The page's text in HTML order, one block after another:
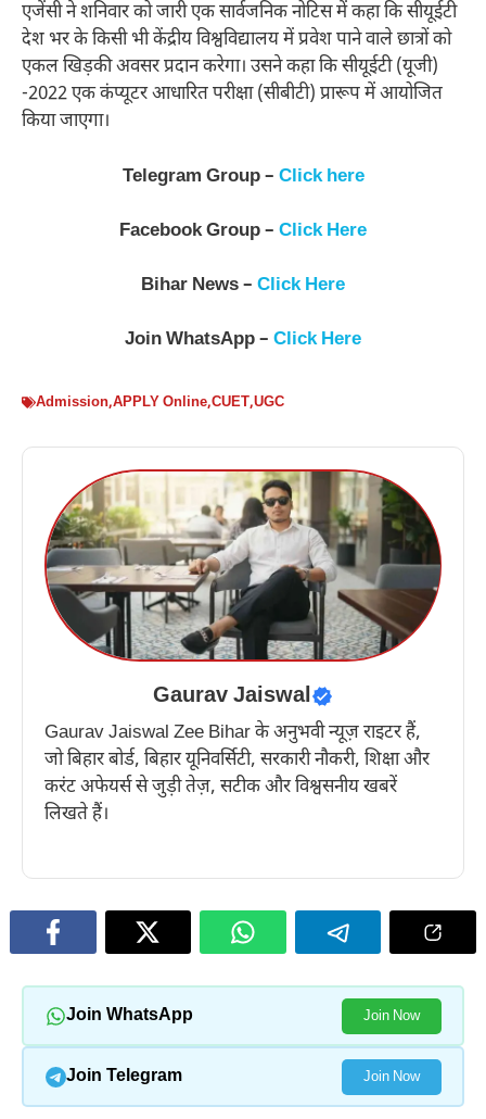
एजेंसी ने शनिवार को जारी एक सार्वजनिक नोटिस में कहा कि सीयूईटी
देश भर के किसी भी केंद्रीय विश्वविद्यालय में प्रवेश पाने वाले छात्रों को
एकल खिड़की अवसर प्रदान करेगा। उसने कहा कि सीयूईटी (यूजी)
-2022 एक कंप्यूटर आधारित परीक्षा (सीबीटी) प्रारूप में आयोजित
किया जाएगा।
Telegram Group – Click here
Facebook Group – Click Here
Bihar News – Click Here
Join WhatsApp – Click Here
Admission,APPLY Online,CUET,UGC
Gaurav Jaiswal
Gaurav Jaiswal Zee Bihar के अनुभवी न्यूज़ राइटर हैं,
जो बिहार बोर्ड, बिहार यूनिवर्सिटी, सरकारी नौकरी, शिक्षा और
करंट अफेयर्स से जुड़ी तेज़, सटीक और विश्वसनीय खबरें
लिखते हैं।
Join WhatsApp Join Now
Join Telegram Join Now